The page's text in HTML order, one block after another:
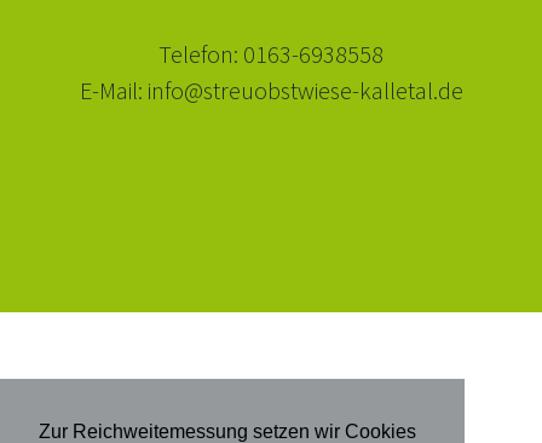
Zur Reichweitemessung setzen wir Cookies
Telefon: 0163-6938558
E-Mail: info@streuobstwiese-kalletal.de